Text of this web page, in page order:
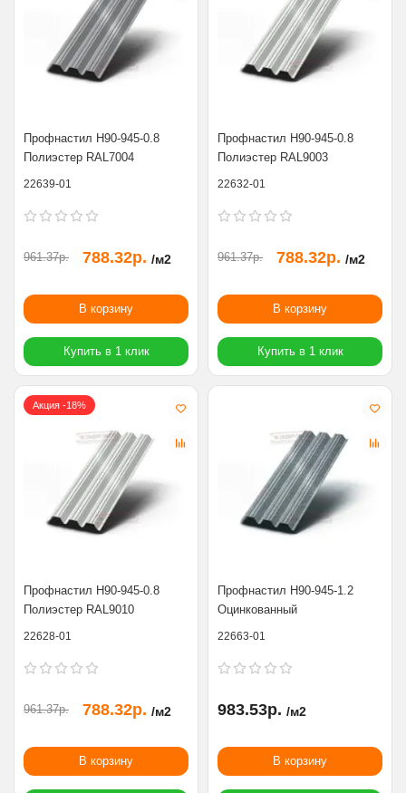
Профнастил Н90-945-0.8
Полиэстер RAL7004
22639-01
961.37р. 788.32р. /м2
В корзину
Купить в 1 клик
Профнастил Н90-945-0.8
Полиэстер RAL9003
22632-01
961.37р. 788.32р. /м2
В корзину
Купить в 1 клик
Акция -18%
Профнастил Н90-945-0.8
Полиэстер RAL9010
22628-01
961.37р. 788.32р. /м2
В корзину
Профнастил Н90-945-1.2
Оцинкованный
22663-01
983.53р. /м2
В корзину